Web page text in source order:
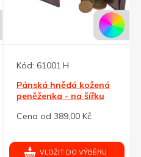
Kód: 61001.H
Pánská hnědá kožená
peněženka - na šířku
Cena od 389,00 Kč
VLOŽIT DO VÝBĚRU